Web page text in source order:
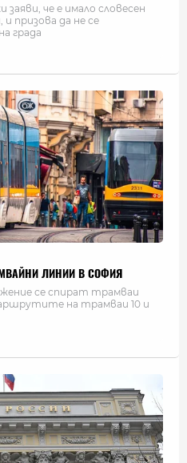
че е имало словесен
призова да не се
града
ЛИНИИ В СОФИЯ
се спират трамваи
на трамваи 10 и